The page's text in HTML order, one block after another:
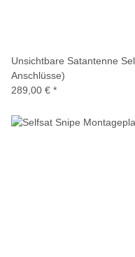
Unsichtbare Satantenne
Anschlüsse)
289,00 € *